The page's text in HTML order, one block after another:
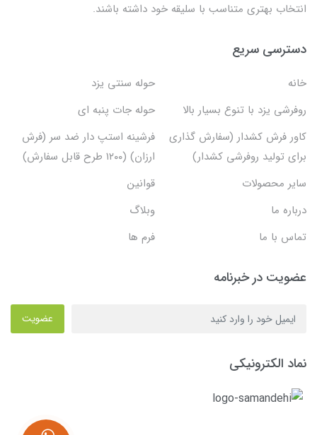
انتخاب بهتری متناسب با سلیقه خود داشته باشند.
دسترسی سریع
خانه
حوله سنتی یزد
روفرشی یزد با تنوع بسیار بالا
حوله جات پنبه ای
کاور فرش کشدار (سفارش گذاری
برای تولید روفرشی کشدار)
فرشینه استپ دار ضد سر (فرش
ارزان) (۱۲۰۰ طرح قابل سفارش)
سایر محصولات
قوانین
درباره ما
وبلاگ
تماس با ما
فرم ها
عضویت در خبرنامه
عضویت
نماد الکترونیکی